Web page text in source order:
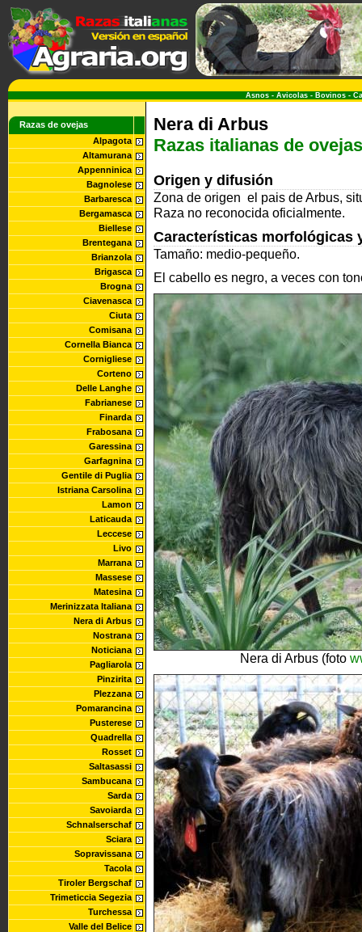
Asnos - Avicolas - Bovinos -
Razas de ovejas
Alpagota
Altamurana
Appenninica
Bagnolese
Barbaresca
Bergamasca
Biellese
Brentegana
Brianzola
Brigasca
Brogna
Ciavenasca
Ciuta
Comisana
Cornella Bianca
Cornigliese
Corteno
Delle Langhe
Fabrianese
Finarda
Frabosana
Garessina
Garfagnina
Gentile di Puglia
Istriana Carsolina
Lamon
Laticauda
Leccese
Livo
Marrana
Massese
Matesina
Merinizzata Italiana
Nera di Arbus
Nostrana
Noticiana
Pagliarola
Pinzirita
Plezzana
Pomarancina
Pusterese
Quadrella
Rosset
Saltasassi
Sambucana
Sarda
Savoiarda
Schnalserschaf
Sciara
Sopravissana
Tacola
Tiroler Bergschaf
Trimeticcia Segezia
Turchessa
Valle del Belice
Nera di Arbus
Razas italianas de ovejas
Origen y difusión
Zona de origen el pais de Arbus,
Raza no reconocida oficialmente.
Características morfológicas
Tamaño: medio-pequeño.
El cabello es negro, a veces con
Nera di Arbus (foto